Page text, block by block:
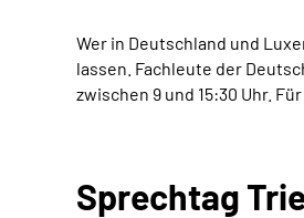
Wer in Deutschland und
lassen. Fachleute der
zwischen 9 und 15:30 Uhr.
Sprechtag